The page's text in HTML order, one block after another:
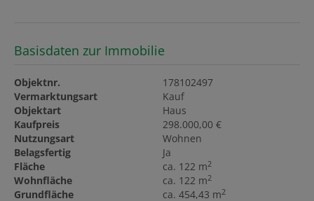
Basisdaten zur Immobilie
Objektnr.
178102497
Vermarktungsart
Kauf
Objektart
Haus
Kaufpreis
298.000,00 €
Nutzungsart
Wohnen
Belagsfertig
Ja
Fläche
ca. 122 m2
Wohnfläche ca. 122 m2
Grundfläche ca. 454,43 m2